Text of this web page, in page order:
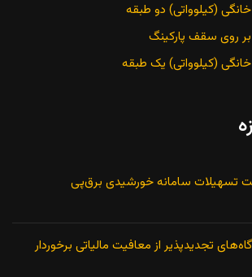
(کیلوواتی) دو طبقه
روی سقف پارکینگ
(کیلوواتی) یک طبقه
تسهیلات سامانه خورشیدی برق‌پی
تجدیدپذیر از معافیت مالیاتی برخوردار